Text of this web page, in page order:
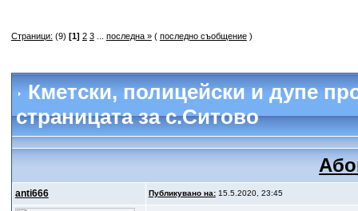
Страници: (9) [1] 2 3... последна »( последно съобщение)
Кметски, полицейски и дупе
страницата за с.Ситово
anti666 Публикувано на:15.5.2020, 23:45